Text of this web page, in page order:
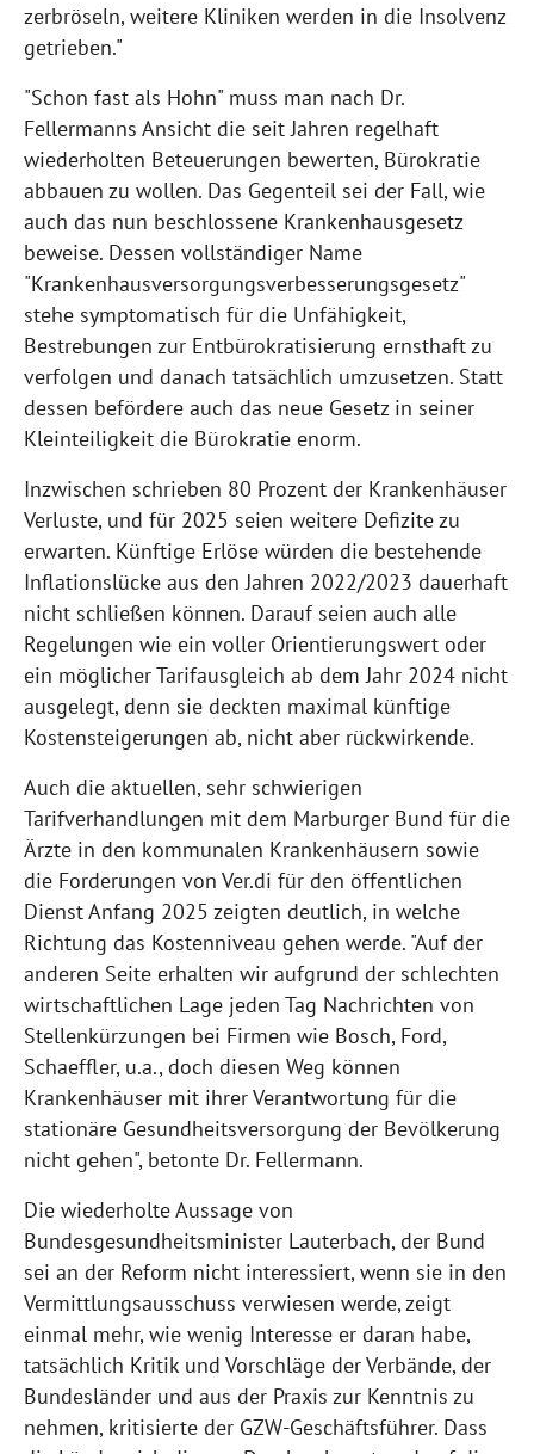
zerbröseln, weitere Kliniken werden in die Insolvenz
getrieben."
"Schon fast als Hohn" muss man nach Dr.
Fellermanns Ansicht die seit Jahren regelhaft
wiederholten Beteuerungen bewerten, Bürokratie
abbauen zu wollen. Das Gegenteil sei der Fall, wie
auch das nun beschlossene Krankenhausgesetz
beweise. Dessen vollständiger Name
"Krankenhausversorgungsverbesserungsgesetz"
stehe symptomatisch für die Unfähigkeit,
Bestrebungen zur Entbürokratisierung ernsthaft zu
verfolgen und danach tatsächlich umzusetzen. Statt
dessen befördere auch das neue Gesetz in seiner
Kleinteiligkeit die Bürokratie enorm.
Inzwischen schrieben 80 Prozent der Krankenhäuser
Verluste, und für 2025 seien weitere Defizite zu
erwarten. Künftige Erlöse würden die bestehende
Inflationslücke aus den Jahren 2022/2023 dauerhaft
nicht schließen können. Darauf seien auch alle
Regelungen wie ein voller Orientierungswert oder
ein möglicher Tarifausgleich ab dem Jahr 2024 nicht
ausgelegt, denn sie deckten maximal künftige
Kostensteigerungen ab, nicht aber rückwirkende.
Auch die aktuellen, sehr schwierigen
Tarifverhandlungen mit dem Marburger Bund für die
Ärzte in den kommunalen Krankenhäusern sowie
die Forderungen von Ver.di für den öffentlichen
Dienst Anfang 2025 zeigten deutlich, in welche
Richtung das Kostenniveau gehen werde. "Auf der
anderen Seite erhalten wir aufgrund der schlechten
wirtschaftlichen Lage jeden Tag Nachrichten von
Stellenkürzungen bei Firmen wie Bosch, Ford,
Schaeffler, u.a., doch diesen Weg können
Krankenhäuser mit ihrer Verantwortung für die
stationäre Gesundheitsversorgung der Bevölkerung
nicht gehen", betonte Dr. Fellermann.
Die wiederholte Aussage von
Bundesgesundheitsminister Lauterbach, der Bund
sei an der Reform nicht interessiert, wenn sie in den
Vermittlungsausschuss verwiesen werde, zeigt
einmal mehr, wie wenig Interesse er daran habe,
tatsächlich Kritik und Vorschläge der Verbände, der
Bundesländer und aus der Praxis zur Kenntnis zu
nehmen, kritisierte der GZW-Geschäftsführer. Dass